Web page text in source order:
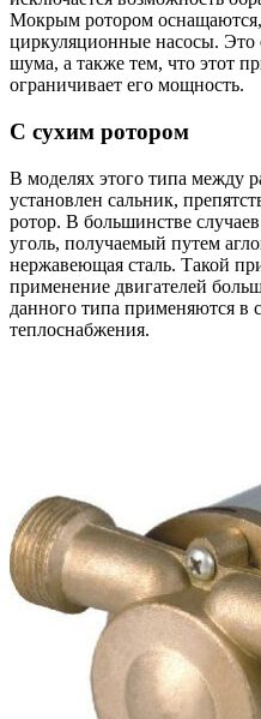
Мокрым ротором
циркуляционные насосы. Это
шума, а также тем, что этот
ограничивает его мощность.
С сухим ротором
В моделях этого типа между
установлен сальник,
ротор. В большинстве
уголь, получаемый путем
нержавеющая сталь. Такой
применение двигателей
данного типа применяются в
теплоснабжения.